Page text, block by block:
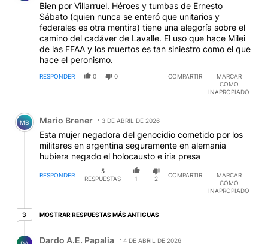
Bien por Villarruel. Héroes y tumbas de Ernesto
Sábato (quien nunca se enteró que unitarios y
federales es otra mentira) tiene una alegoría sobre el
camino del cadáver de Lavalle. El uso que hace Milei
de las FFAA y los muertos es tan siniestro como el que
hace el peronismo.
RESPONDER 0 0 COMPARTIR
MARCAR
COMO
INAPROPIADO
Comentario de Mario Brener.
MB Mario Brener 3 DE ABRIL DE 2026
Esta mujer negadora del genocidio cometido por los
militares en argentina seguramente en alemania
hubiera negado el holocausto e iria presa
RESPONDER
5
RESPUESTAS
1 2
COMPARTIR
MARCAR
COMO
INAPROPIADO
33 respuestas más antiguas
MOSTRAR RESPUESTAS MÁS ANTIGUAS
Dardo A.E. Papalia
4 DE ABRIL DE 2026